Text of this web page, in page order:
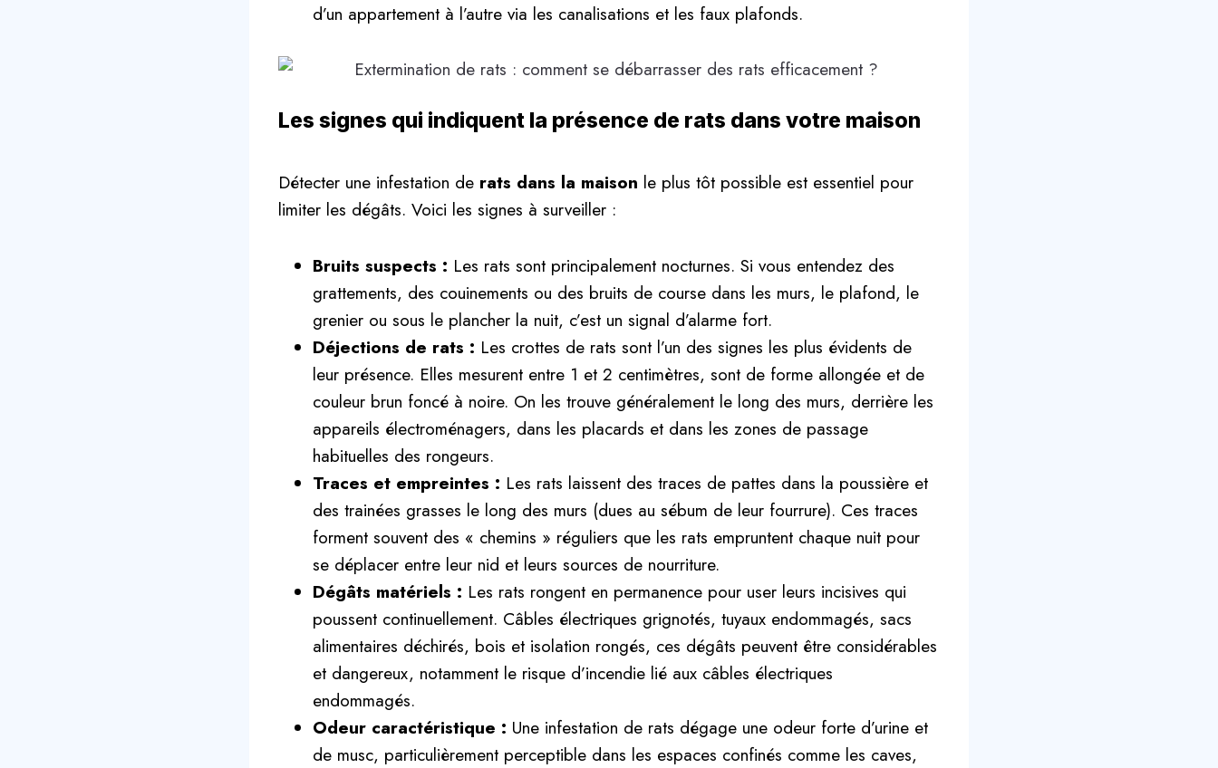
d’un appartement à l’autre via les canalisations et les faux plafonds.
Les signes qui indiquent la présence de rats dans votre maison
Détecter une infestation de rats dans la maison le plus tôt possible est essentiel pour
limiter les dégâts. Voici les signes à surveiller :
Bruits suspects : Les rats sont principalement nocturnes. Si vous entendez des
grattements, des couinements ou des bruits de course dans les murs, le plafond, le
grenier ou sous le plancher la nuit, c’est un signal d’alarme fort.
Déjections de rats : Les crottes de rats sont l’un des signes les plus évidents de
leur présence. Elles mesurent entre 1 et 2 centimètres, sont de forme allongée et de
couleur brun foncé à noire. On les trouve généralement le long des murs, derrière les
appareils électroménagers, dans les placards et dans les zones de passage
habituelles des rongeurs.
Traces et empreintes : Les rats laissent des traces de pattes dans la poussière et
des trainées grasses le long des murs (dues au sébum de leur fourrure). Ces traces
forment souvent des « chemins » réguliers que les rats empruntent chaque nuit pour
se déplacer entre leur nid et leurs sources de nourriture.
Dégâts matériels : Les rats rongent en permanence pour user leurs incisives qui
poussent continuellement. Câbles électriques grignotés, tuyaux endommagés, sacs
alimentaires déchirés, bois et isolation rongés, ces dégâts peuvent être considérables
et dangereux, notamment le risque d’incendie lié aux câbles électriques
endommagés.
Odeur caractéristique : Une infestation de rats dégage une odeur forte d’urine et
de musc, particulièrement perceptible dans les espaces confinés comme les caves,